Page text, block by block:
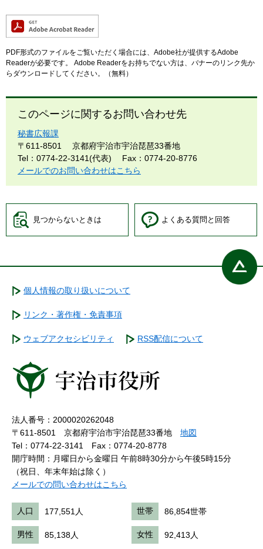
PDF形式のファイルをご覧いただく場合には、Adobe社が提供するAdobe
Readerが必要です。
Adobe Readerをお持ちでない方は、バナーのリンク先か
らダウンロードしてください。（無料）
このページに関するお問い合わせ先
秘書広報課
〒611-8501
京都府宇治市宇治琵琶33番地
Tel：0774-22-3141(代表)
Fax：0774-20-8776
メールでのお問い合わせはこちら
見つからないときは よくある質問と回答
個人情報の取り扱いについて
リンク・著作権・免責事項
ウェブアクセシビリティ RSS配信について
法人番号：2000020262048
〒611-8501 京都府宇治市宇治琵琶33番地 地図
Tel：0774-22-3141
Fax：0774-20-8778
開庁時間：月曜日から金曜日 午前8時30分から午後5時15分
（祝日、年末年始は除く）
メールでの問い合わせはこちら
人口 177,551人 世帯 86,854世帯
男性 85,138人 女性 92,413人